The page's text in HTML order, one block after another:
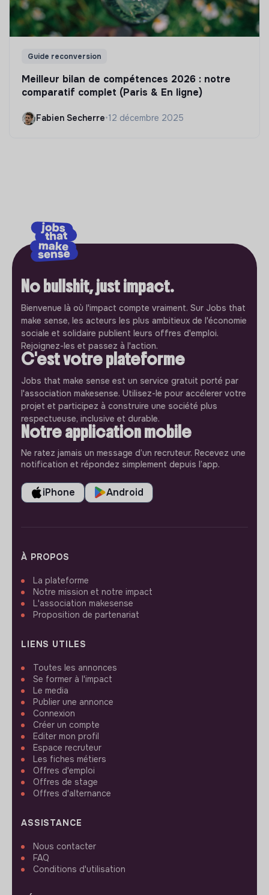
Guide reconversion
Meilleur bilan de compétences 2026 : notre
comparatif complet (Paris & En ligne)
Fabien Secherre•12 décembre 2025
No bullshit, just impact.
Bienvenue là où l'impact compte vraiment. Sur Jobs that
make sense, les acteurs les plus ambitieux de l'économie
sociale et solidaire publient leurs offres d'emploi.
Rejoignez-les et passez à l'action.
C'est votre plateforme
Jobs that make sense est un service gratuit porté par
l'association makesense. Utilisez-le pour accélerer votre
projet et participez à construire une société plus
respectueuse, inclusive et durable.
Notre application mobile
Ne ratez jamais un message d’un recruteur. Recevez une
notification et répondez simplement depuis l’app.
iPhone Android
À PROPOS
La plateforme
Notre mission et notre impact
L'association makesense
Proposition de partenariat
LIENS UTILES
Toutes les annonces
Se former à l'impact
Le media
Publier une annonce
Connexion
Créer un compte
Editer mon profil
Espace recruteur
Les fiches métiers
Offres d'emploi
Offres de stage
Offres d'alternance
ASSISTANCE
Nous contacter
FAQ
Conditions d'utilisation